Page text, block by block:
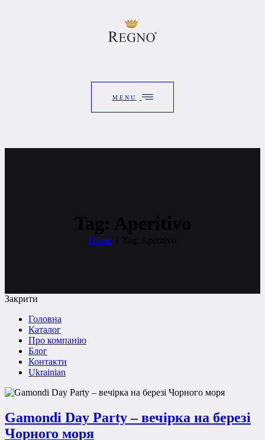
MENU
Tag: Aperitivo
Home Tag: Aperitivo
Закрити
Головна
Каталог
Про компанію
Блог
Контакти
Ukrainian
Gamondi Day Party – вечірка на березі
Чорного моря